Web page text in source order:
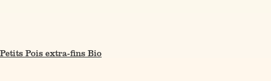
Petits Pois extra-fins Bio